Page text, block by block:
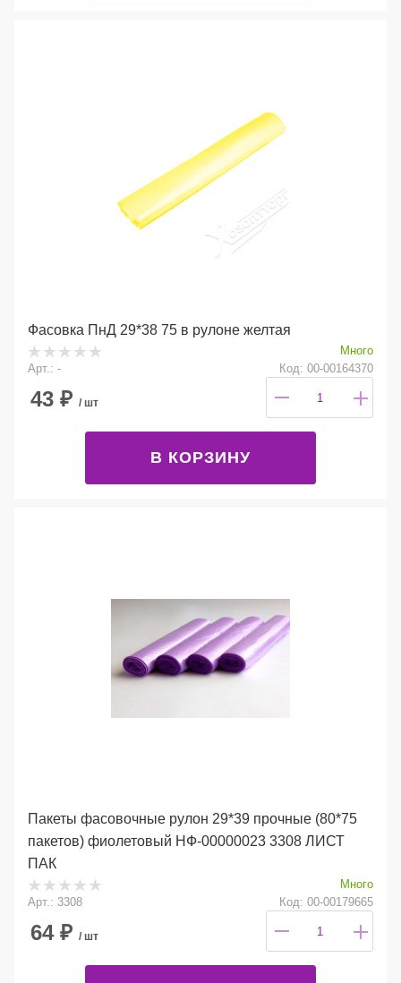
Фасовка ПнД 29*38 75 в рулоне желтая
Много
Арт.: -
Код: 00-00164370
43 ₽ / шт
В КОРЗИНУ
Пакеты фасовочные рулон 29*39 прочные (80*75
пакетов) фиолетовый НФ-00000023 3308 ЛИСТ
ПАК
Много
Арт.: 3308
Код: 00-00179665
64₽ / шт